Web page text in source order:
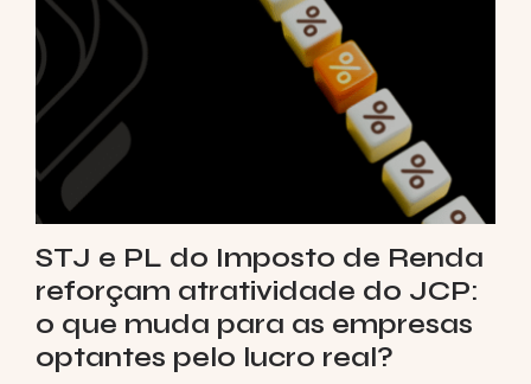
STJ e PL do Imposto de Renda
reforçam atratividade do JCP:
o que muda para as empresas
optantes pelo lucro real?